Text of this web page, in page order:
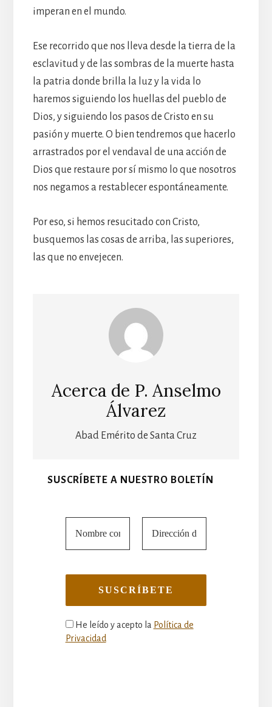
imperan en el mundo.
Ese recorrido que nos lleva desde la tierra de la
esclavitud y de las sombras de la muerte hasta
la patria donde brilla la luz y la vida lo
haremos siguiendo los huellas del pueblo de
Dios, y siguiendo los pasos de Cristo en su
pasión y muerte. O bien tendremos que hacerlo
arrastrados por el vendaval de una acción de
Dios que restaure por sí mismo lo que nosotros
nos negamos a restablecer espontáneamente.
Por eso, si hemos resucitado con Cristo,
busquemos las cosas de arriba, las superiores,
las que no envejecen.
Acerca de P. Anselmo
Álvarez
Abad Emérito de Santa Cruz
SUSCRÍBETE A NUESTRO BOLETÍN
He leído y acepto la Política de
Privacidad